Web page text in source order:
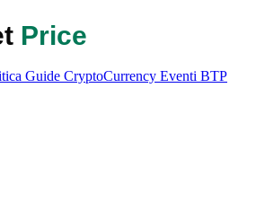
Guide CryptoCurrency Eventi BTP